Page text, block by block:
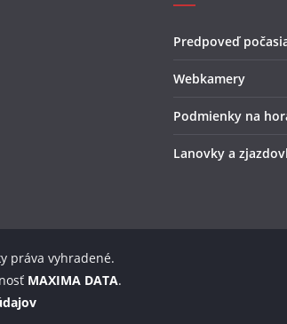
Predpoveď
Webkamery
Podmienky na
Lanovky a
práva vyhradené.
MAXIMA DATA.